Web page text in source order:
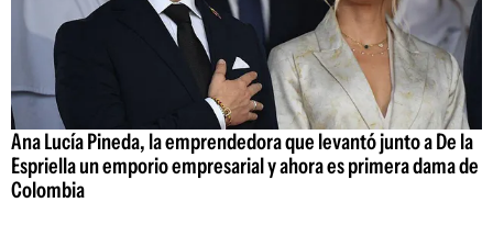
Ana Lucía Pineda, la emprendedora que levantó junto a De la
Espriella un emporio empresarial y ahora es primera dama de
Colombia